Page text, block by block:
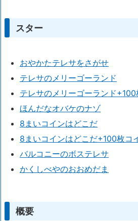
スター
おやかたテレサをさがせ
テレサのメリーゴーランド
テレサのメリーゴーランド+100
ほんだなオバケのナゾ
8まいコインはどこだ
8まいコインはどこだ+100枚コ
バルコニーのボステレサ
かくしべやのおおめだま
概要